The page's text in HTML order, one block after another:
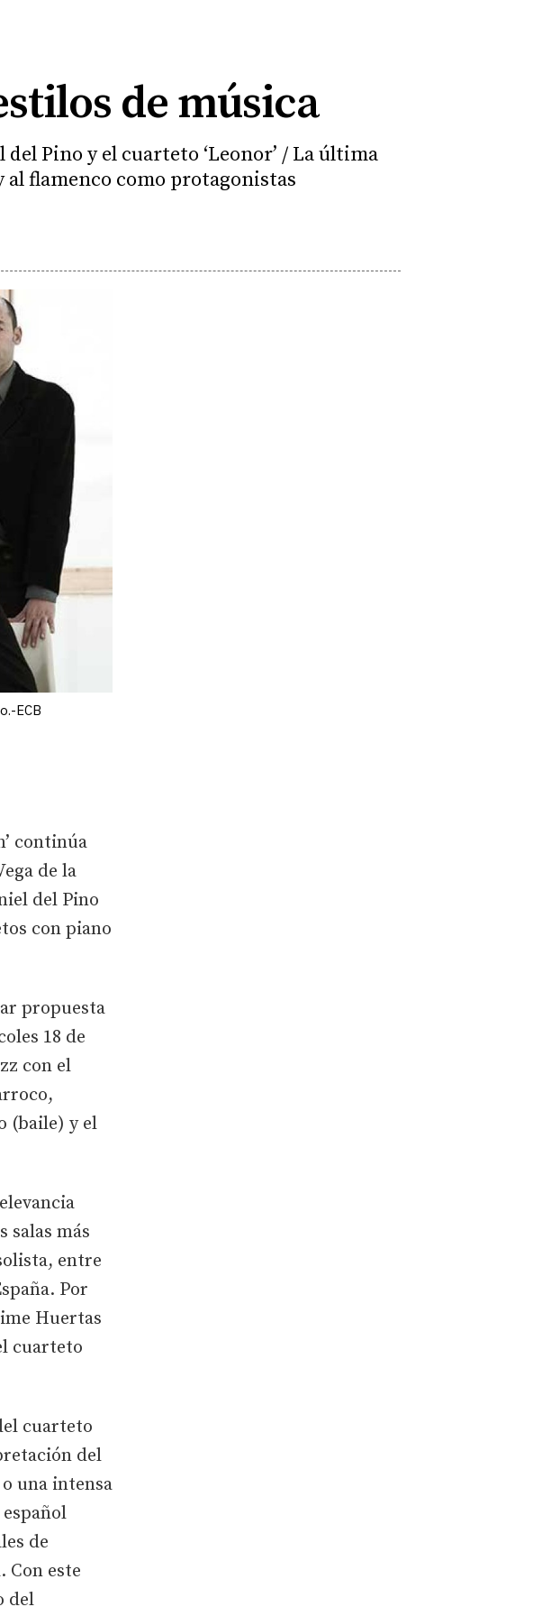
de música
Pino y el cuarteto ‘Leonor’ / La última
flamenco como protagonistas
ECB
continúa
de la
del Pino
con piano
propuesta
18 de
con el
(baile) y el
salas más
entre
Por
Huertas
cuarteto
cuarteto
del
una intensa
de
Con este
del